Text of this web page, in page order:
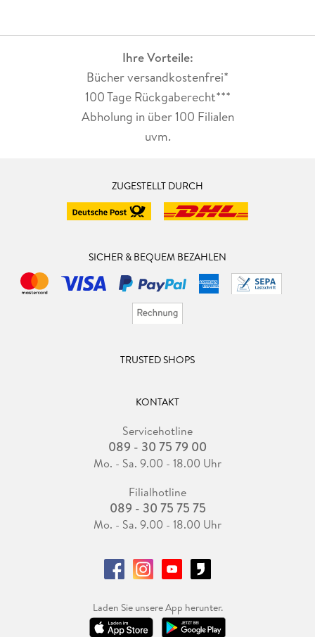
Ihre Vorteile:
Bücher versandkostenfrei*
100 Tage Rückgaberecht***
Abholung in über 100 Filialen
uvm.
ZUGESTELLT DURCH
SICHER & BEQUEM BEZAHLEN
TRUSTED SHOPS
KONTAKT
Servicehotline
089 - 30 75 79 00
Mo. - Sa. 9.00 - 18.00 Uhr
Filialhotline
089 - 30 75 75 75
Mo. - Sa. 9.00 - 18.00 Uhr
Laden Sie unsere App herunter.